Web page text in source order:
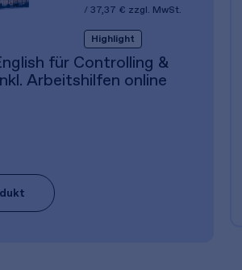
37,37 € zzgl. MwSt.
Highlight
für Controlling &
Arbeitshilfen online